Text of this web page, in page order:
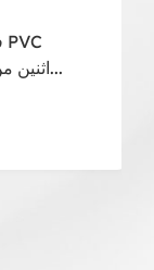
وشريط BoPP اثنين من أكثر الأنواع استخدامًا...